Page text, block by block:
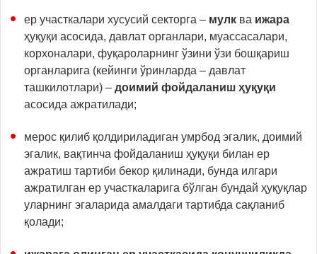
ер участкалари хусусий секторга – мулк ва ижара
ҳуқуқи асосида, давлат органлари, муассасалари,
корхоналари, фуқароларнинг ўзини ўзи бошқариш
органларига (кейинги ўринларда – давлат
ташкилотлари) – доимий фойдаланиш ҳуқуқи
асосида ажратилади;
мерос қилиб қолдириладиган умрбод эгалик, доимий
эгалик, вақтинча фойдаланиш ҳуқуқи билан ер
ажратиш тартиби бекор қилинади, бунда илгари
ажратилган ер участкаларига бўлган бундай ҳуқуқлар
уларнинг эгаларида амалдаги тартибда сақланиб
қолади;